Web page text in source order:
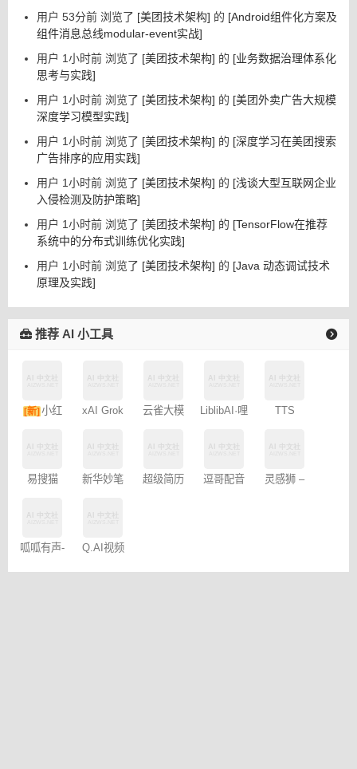
用户 53分前 浏览了 [美团技术架构] 的 [Android组件化方案及
组件消息总线modular-event实战]
用户 1小时前 浏览了 [美团技术架构] 的 [业务数据治理体系化
思考与实践]
用户 1小时前 浏览了 [美团技术架构] 的 [美团外卖广告大规模
深度学习模型实践]
用户 1小时前 浏览了 [美团技术架构] 的 [深度学习在美团搜索
广告排序的应用实践]
用户 1小时前 浏览了 [美团技术架构] 的 [浅谈大型互联网企业
入侵检测及防护策略]
用户 1小时前 浏览了 [美团技术架构] 的 [TensorFlow在推荐
系统中的分布式训练优化实践]
用户 1小时前 浏览了 [美团技术架构] 的 [Java 动态调试技术
原理及实践]
推荐 AI 小工具
[新] 小红
xAI Grok
型
LiblibAI·哩
Online
易搜猫
新华妙笔
超级简历
神器
免费AI创
制作平台
生成工具